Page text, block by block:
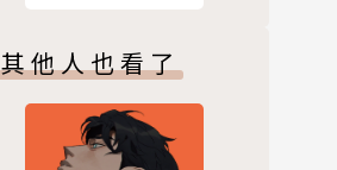
開番外篇）
其他人也看了